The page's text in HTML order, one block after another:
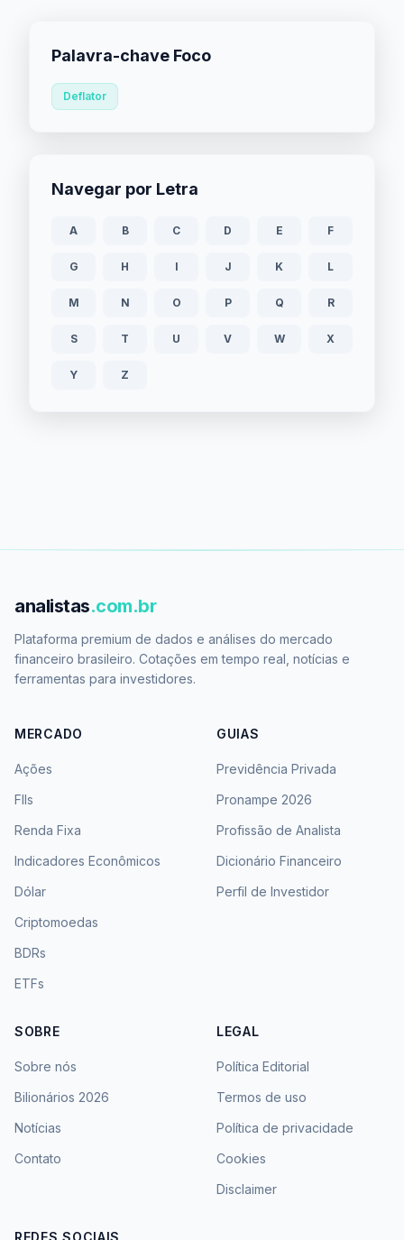
Palavra-chave Foco
Deflator
Navegar por Letra
A B C D E F
G H I J K L
M N O P Q R
S T U V W X
Y Z
analistas.com.br
Plataforma premium de dados e análises do mercado
financeiro brasileiro. Cotações em tempo real, notícias e
ferramentas para investidores.
MERCADO
Ações
FIIs
Renda Fixa
Indicadores Econômicos
Dólar
Criptomoedas
BDRs
ETFs
GUIAS
Previdência Privada
Pronampe 2026
Profissão de Analista
Dicionário Financeiro
Perfil de Investidor
SOBRE
Sobre nós
Bilionários 2026
Notícias
Contato
LEGAL
Política Editorial
Termos de uso
Política de privacidade
Cookies
Disclaimer
REDES SOCIAIS